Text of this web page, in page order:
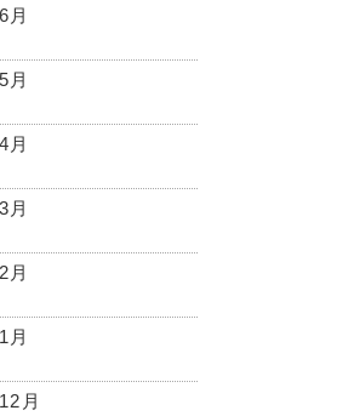
月
月
月
月
月
月
月